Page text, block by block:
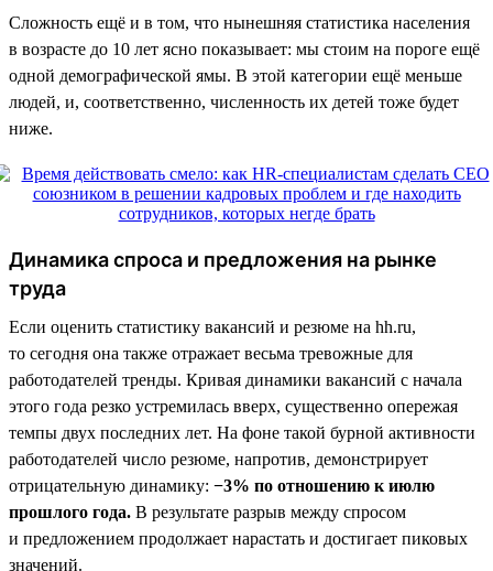
Сложность ещё и в том, что нынешняя статистика населения
в возрасте до 10 лет ясно показывает: мы стоим на пороге ещё
одной демографической ямы. В этой категории ещё меньше
людей, и, соответственно, численность их детей тоже будет
ниже.
Динамика спроса и предложения на рынке
труда
Если оценить статистику вакансий и резюме на hh.ru,
то сегодня она также отражает весьма тревожные для
работодателей тренды. Кривая динамики вакансий с начала
этого года резко устремилась вверх, существенно опережая
темпы двух последних лет. На фоне такой бурной активности
работодателей число резюме, напротив, демонстрирует
отрицательную динамику: −3% по отношению к июлю
прошлого года. В результате разрыв между спросом
и предложением продолжает нарастать и достигает пиковых
значений.